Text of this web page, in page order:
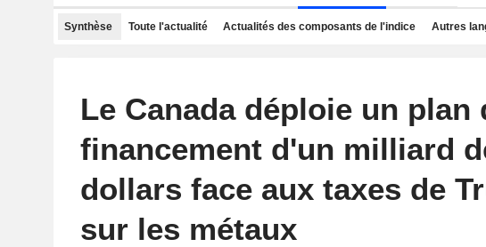
Synthèse Toute l'actualité Actualités des composants de l'indice Autres
Le Canada déploie un plan
financement d'un milliard
dollars face aux taxes de
sur les métaux